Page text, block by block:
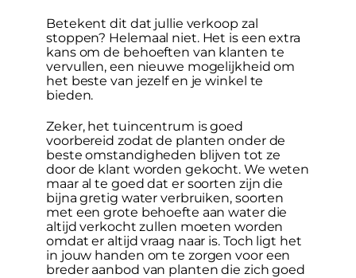
Betekent dit dat jullie verkoop zal
stoppen? Helemaal niet. Het is een extra
kans om de behoeften van klanten te
vervullen, een nieuwe mogelijkheid om
het beste van jezelf en je winkel te
bieden.
Zeker, het tuincentrum is goed
voorbereid zodat de planten onder de
beste omstandigheden blijven tot ze
door de klant worden gekocht. We weten
maar al te goed dat er soorten zijn die
bijna gretig water verbruiken, soorten
met een grote behoefte aan water die
altijd verkocht zullen moeten worden
omdat er altijd vraag naar is. Toch ligt het
in jouw handen om te zorgen voor een
breder aanbod van planten die zich goed